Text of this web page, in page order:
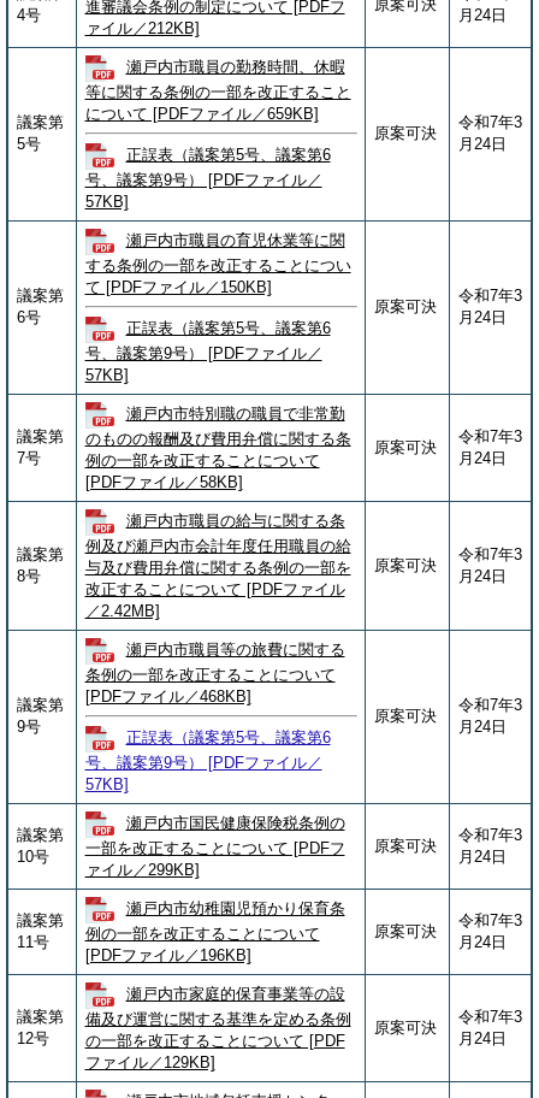
4号
進審議会条例の制定について [PDFフ
ァイル／212KB]
原案可決
月24日
議案第
5号
瀬戸内市職員の勤務時間、休暇
等に関する条例の一部を改正すること
について [PDFファイル／659KB]
正誤表（議案第5号、議案第6
号、議案第9号） [PDFファイル／
57KB]
原案可決
令和7年3
月24日
議案第
6号
瀬戸内市職員の育児休業等に関
する条例の一部を改正することについ
て [PDFファイル／150KB]
正誤表（議案第5号、議案第6
号、議案第9号） [PDFファイル／
57KB]
原案可決
令和7年3
月24日
議案第
7号
瀬戸内市特別職の職員で非常勤
のものの報酬及び費用弁償に関する条
例の一部を改正することについて
[PDFファイル／58KB]
原案可決
令和7年3
月24日
議案第
8号
瀬戸内市職員の給与に関する条
例及び瀬戸内市会計年度任用職員の給
与及び費用弁償に関する条例の一部を
改正することについて [PDFファイル
／2.42MB]
原案可決
令和7年3
月24日
議案第
9号
瀬戸内市職員等の旅費に関する
条例の一部を改正することについて
[PDFファイル／468KB]
正誤表（議案第5号、議案第6
号、議案第9号） [PDFファイル／
57KB]
原案可決
令和7年3
月24日
議案第
10号
瀬戸内市国民健康保険税条例の
一部を改正することについて [PDFフ
ァイル／299KB]
原案可決
令和7年3
月24日
議案第
11号
瀬戸内市幼稚園児預かり保育条
例の一部を改正することについて
[PDFファイル／196KB]
原案可決
令和7年3
月24日
議案第
12号
瀬戸内市家庭的保育事業等の設
備及び運営に関する基準を定める条例
の一部を改正することについて [PDF
ファイル／129KB]
原案可決
令和7年3
月24日